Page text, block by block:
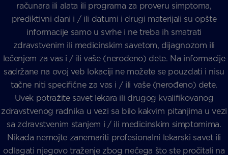
računara ili alata ili programa za proveru simptoma,
prediktivni dani i / ili datumi i drugi materijali su opšte
informacije samo u svrhe i ne treba ih smatrati
zdravstvenim ili medicinskim savetom, dijagnozom ili
lečenjem za vas i / ili vaše (nerođeno) dete. Na informacije
sadržane na ovoj veb lokaciji ne možete se pouzdati i nisu
tačne niti specifične za vas i / ili vaše (nerođeno) dete.
Uvek potražite savet lekara ili drugog kvalifikovanog
zdravstvenog radnika u vezi sa bilo kakvim pitanjima u vezi
sa zdravstvenim stanjem i / ili medicinskim simptomima.
Nikada nemojte zanemariti profesionalni lekarski savet ili
odlagati njegovo traženje zbog nečega što ste pročitali na